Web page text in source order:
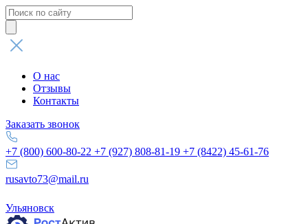
Поиск
товаров
О нас
Отзывы
Контакты
Заказать звонок
+7 (800) 600-80-22 +7 (927) 808-81-19 +7 (8422) 45-61-76
rusavto73@mail.ru
Ульяновск